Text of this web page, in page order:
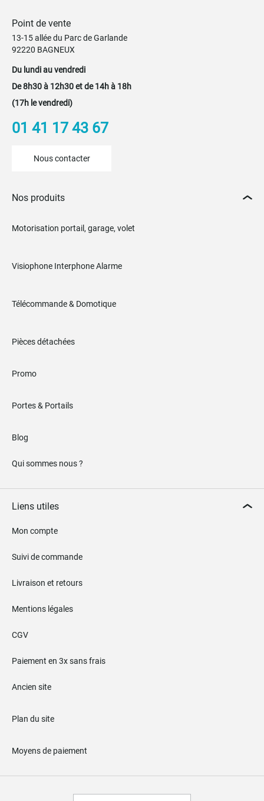
Point de vente
13-15 allée du Parc de Garlande
92220 BAGNEUX
Du lundi au vendredi
De 8h30 à 12h30 et de 14h à 18h
(17h le vendredi)
01 41 17 43 67
Nous contacter
Nos produits
Motorisation portail, garage, volet
Visiophone Interphone Alarme
Télécommande & Domotique
Pièces détachées
Promo
Portes & Portails
Blog
Qui sommes nous ?
Liens utiles
Mon compte
Suivi de commande
Livraison et retours
Mentions légales
CGV
Paiement en 3x sans frais
Ancien site
Plan du site
Moyens de paiement